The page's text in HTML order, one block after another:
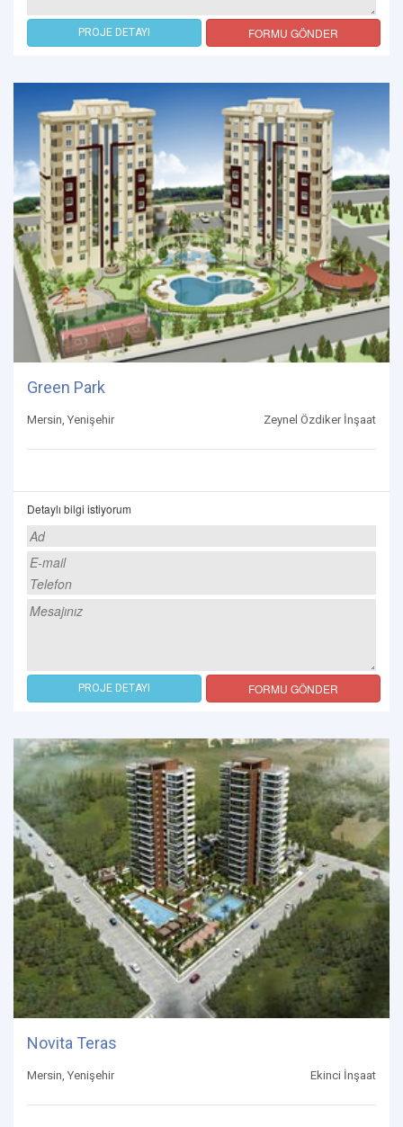
PROJE DETAYI FORMU GÖNDER
Green Park
Mersin, Yenişehir Zeynel Özdiker İnşaat
Detaylı bilgi istiyorum
PROJE DETAYI FORMU GÖNDER
Novita Teras
Mersin, Yenişehir Ekinci İnşaat